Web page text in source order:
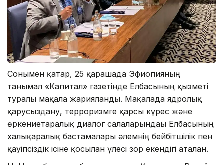
Сонымен қатар, 25 қарашада Эфиопияның
танымал «Капитал» газетінде Елбасының қызметі
туралы мақала жарияланды. Мақалада ядролық
қарусыздану, терроризмге қарсы күрес және
өркениетаралық диалог салаларындағы Елбасының
халықаралық бастамалары әлемнің бейбітшілік пен
қауіпсіздік ісіне қосылған үлесі зор екендігі аталған.